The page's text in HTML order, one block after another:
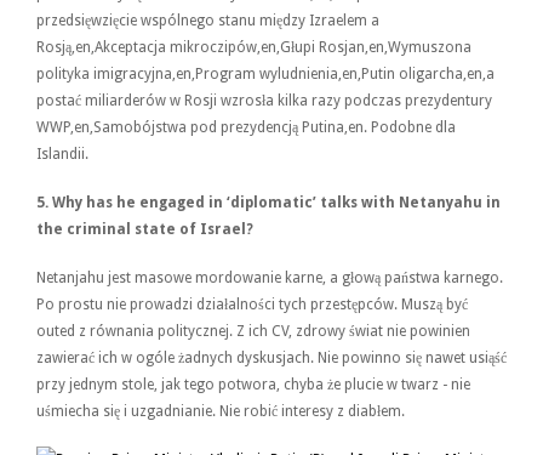
przedsięwzięcie wspólnego stanu między Izraelem a
Rosją,en,Akceptacja mikroczipów,en,Głupi Rosjan,en,Wymuszona
polityka imigracyjna,en,Program wyludnienia,en,Putin oligarcha,en,a
postać miliarderów w Rosji wzrosła kilka razy podczas prezydentury
WWP,en,Samobójstwa pod prezydencją Putina,en. Podobne dla
Islandii.
5. Why has he engaged in ‘diplomatic’ talks with Netanyahu in
the criminal state of Israel?
Netanjahu jest masowe mordowanie karne, a głową państwa karnego.
Po prostu nie prowadzi działalności tych przestępców. Muszą być
outed z równania politycznej. Z ich CV, zdrowy świat nie powinien
zawierać ich w ogóle żadnych dyskusjach. Nie powinno się nawet usiąść
przy jednym stole, jak tego potwora, chyba że plucie w twarz - nie
uśmiecha się i uzgadnianie. Nie robić interesy z diabłem.